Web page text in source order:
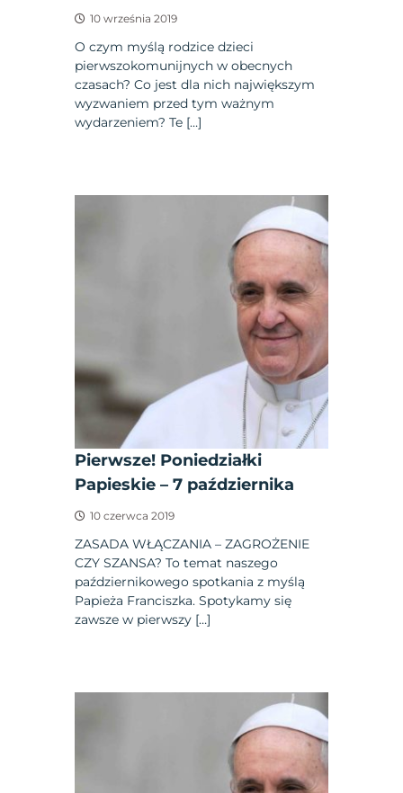
10 września 2019
O czym myślą rodzice dzieci
pierwszokomunijnych w obecnych
czasach? Co jest dla nich największym
wyzwaniem przed tym ważnym
wydarzeniem? Te […]
Pierwsze! Poniedziałki
Papieskie – 7 października
10 czerwca 2019
ZASADA WŁĄCZANIA – ZAGROŻENIE
CZY SZANSA? To temat naszego
październikowego spotkania z myślą
Papieża Franciszka. Spotykamy się
zawsze w pierwszy […]